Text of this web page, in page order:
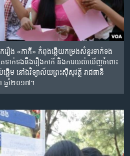
រឿង​ «កាកី»​ កំពុ​ងឆ្លើយ​កម្រង​​សំនួរ​ទាក់ទង​
ាក់ទង​នឹង​រឿងកាកី​ និងការយល់ឃើញ​ចំពោះ​
ផ្តើម​ នៅ​ឯ​វិទ្យាល័យ​ព្រះស៊ីសុវត្ថិ​ រាជធានី​
ឆ្នាំ​២០១៧។